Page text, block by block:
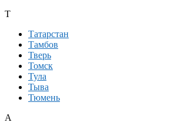
Т
Татарстан
Тамбов
Тверь
Томск
Тула
Тыва
Тюмень
А